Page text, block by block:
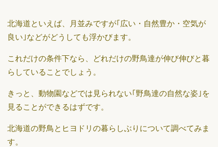
北海道といえば、月並みですが｢広い・自然豊か・空気が
良い｣などがどうしても浮かびます。
これだけの条件下なら、どれだけの野鳥達が伸び伸びと暮
らしていることでしょう。
きっと、動物園などでは見られない｢野鳥達の自然な姿｣を
見ることができるはずです。
北海道の野鳥とヒヨドリの暮らしぶりについて調べてみま
す。